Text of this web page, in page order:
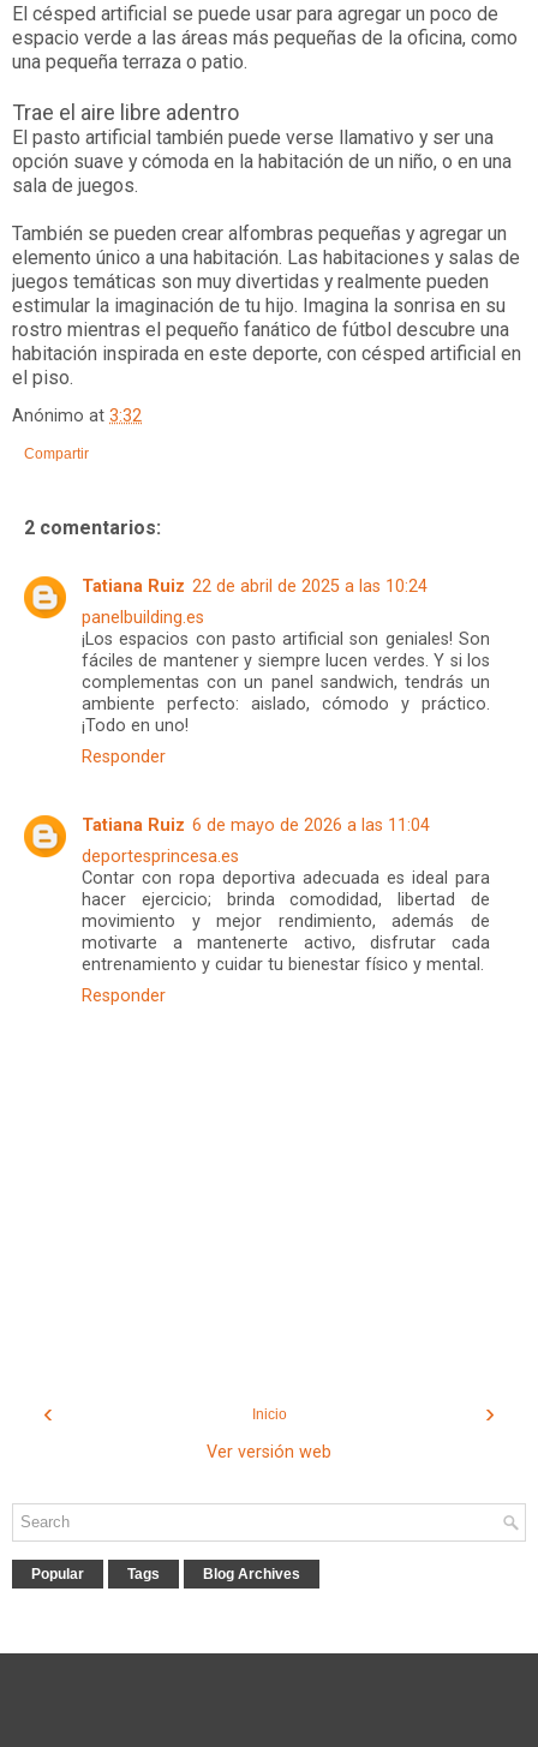
El césped artificial se puede usar para agregar un poco de
espacio verde a las áreas más pequeñas de la oficina, como
una pequeña terraza o patio.
Trae el aire libre adentro
El pasto artificial también puede verse llamativo y ser una
opción suave y cómoda en la habitación de un niño, o en una
sala de juegos.
También se pueden crear alfombras pequeñas y agregar un
elemento único a una habitación. Las habitaciones y salas de
juegos temáticas son muy divertidas y realmente pueden
estimular la imaginación de tu hijo. Imagina la sonrisa en su
rostro mientras el pequeño fanático de fútbol descubre una
habitación inspirada en este deporte, con césped artificial en
el piso.
Anónimo at 3:32
Compartir
2 comentarios:
Tatiana Ruiz 22 de abril de 2025 a las 10:24
panelbuilding.es
¡Los espacios con pasto artificial son geniales! Son
fáciles de mantener y siempre lucen verdes. Y si los
complementas con un panel sandwich, tendrás un
ambiente perfecto: aislado, cómodo y práctico.
¡Todo en uno!
Responder
Tatiana Ruiz 6 de mayo de 2026 a las 11:04
deportesprincesa.es
Contar con ropa deportiva adecuada es ideal para
hacer ejercicio; brinda comodidad, libertad de
movimiento y mejor rendimiento, además de
motivarte a mantenerte activo, disfrutar cada
entrenamiento y cuidar tu bienestar físico y mental.
Responder
‹ ›
Inicio
Ver versión web
Popular Tags Blog Archives